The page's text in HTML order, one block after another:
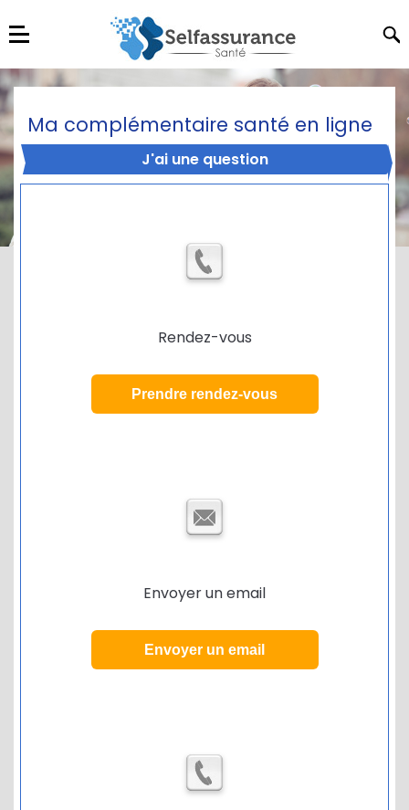
Ma complémentaire santé en ligne
J'ai une question
Rendez-vous
Prendre rendez-vous
Envoyer un email
Envoyer un email